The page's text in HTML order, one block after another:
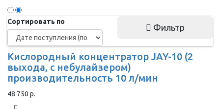
Сортировать по
Фильтр
Кислородный концентратор JAY-10 (2
выхода, с небулайзером)
производительность 10 л/мин
48 750 р.